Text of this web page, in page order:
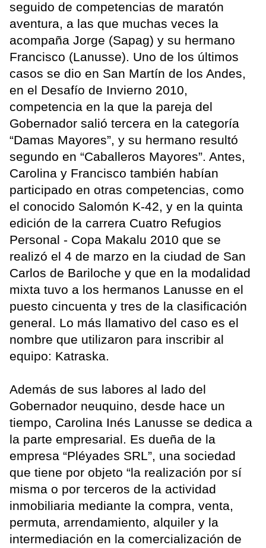
seguido de competencias de maratón
aventura, a las que muchas veces la
acompaña Jorge (Sapag) y su hermano
Francisco (Lanusse). Uno de los últimos
casos se dio en San Martín de los Andes,
en el Desafío de Invierno 2010,
competencia en la que la pareja del
Gobernador salió tercera en la categoría
“Damas Mayores”, y su hermano resultó
segundo en “Caballeros Mayores”. Antes,
Carolina y Francisco también habían
participado en otras competencias, como
el conocido Salomón K-42, y en la quinta
edición de la carrera Cuatro Refugios
Personal - Copa Makalu 2010 que se
realizó el 4 de marzo en la ciudad de San
Carlos de Bariloche y que en la modalidad
mixta tuvo a los hermanos Lanusse en el
puesto cincuenta y tres de la clasificación
general. Lo más llamativo del caso es el
nombre que utilizaron para inscribir al
equipo: Katraska.
Además de sus labores al lado del
Gobernador neuquino, desde hace un
tiempo, Carolina Inés Lanusse se dedica a
la parte empresarial. Es dueña de la
empresa “Pléyades SRL”, una sociedad
que tiene por objeto “la realización por sí
misma o por terceros de la actividad
inmobiliaria mediante la compra, venta,
permuta, arrendamiento, alquiler y la
intermediación en la comercialización de